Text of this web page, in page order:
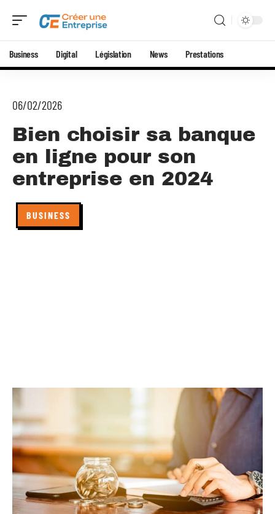
Business Digital Législation News Prestations
06/02/2026
Bien choisir sa banque
en ligne pour son
entreprise en 2024
BUSINESS